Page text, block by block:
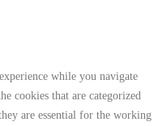
while you navigate
cookies that are categorized
are essential for the working